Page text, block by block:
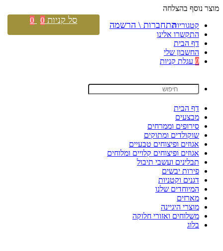
מוצר נוסף בהצלחה
קטגוריות
התקשרו אלינו
דף הבית
החשבון שלי
0 עגלת קניות
דף הבית
מבצעים
סירופים וממרחים
שוקולדים ומתוקים
אגוזים ופיצוחים טבעיים
אגוזים ופיצוחים קלויים ומלוחים
תבלינים ועשבי תיבול
פירות יבשים
דגנים וקטניות
המיוחדים שלנו
מארזים
מוצרי היגיינה
משלוחים ואזורי חלוקה
בלוג
התחברות \ הרשמה סל קניות 0
0